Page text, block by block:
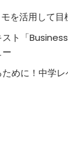
を活用して目
スト「
めに！中学